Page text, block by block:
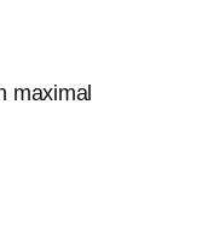
maximal